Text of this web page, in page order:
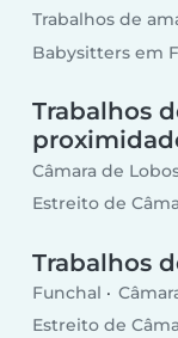
Trabalhos de
Babysitters em
Trabalhos
Câmara de
Estreito de
Trabalhos
Funchal
Estreito de